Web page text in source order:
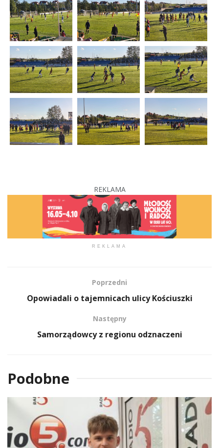
REKLAMA
REKLAMA
Poprzedni
Opowiadali o tajemnicach ulicy Kościuszki
Następny
Samorządowcy z regionu odznaczeni
Podobne